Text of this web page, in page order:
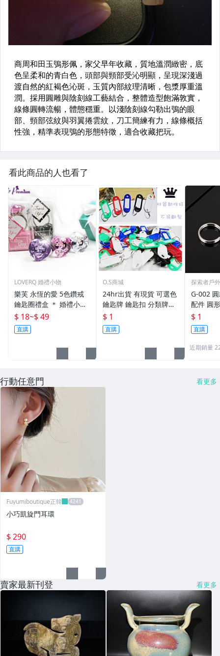
看此商品的人也看了
LOVERQ 婚禮小物
樂芙 永恆的愛 5色鑽戒
鑰匙圈禮盒 ＊ 婚禮小物
二次進場 工商禮贈品 戒
指鑰匙圈 鑽石鑰匙扣 大
鑽戒 送客禮 活動贈品
$ 18~$ 49
直購
O.S商城
24hr出貨 有現貨 可選色
鑰匙牌 鑰匙扣 分類牌鎖
匙 分類牌 塑膠鑰匙牌 鑰
匙扣 號碼牌 分類牌 標記
鑰匙吊牌 掛牌
$ 1
直購
探索者戶
G-002
配件 圓
鑰匙圈
單個鑰
$ 1
直購
近期銷量
行動任意門 看更多
Fuyumiboutique正韓
小巧凱旋門耳環
$ 290
直購
賣家最新刊登 看更多